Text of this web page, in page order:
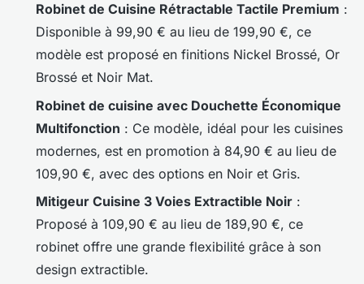
Robinet de Cuisine Rétractable Tactile Premium :
Disponible à 99,90 € au lieu de 199,90 €, ce
modèle est proposé en finitions Nickel Brossé, Or
Brossé et Noir Mat.
Robinet de cuisine avec Douchette Économique
Multifonction : Ce modèle, idéal pour les cuisines
modernes, est en promotion à 84,90 € au lieu de
109,90 €, avec des options en Noir et Gris.
Mitigeur Cuisine 3 Voies Extractible Noir :
Proposé à 109,90 € au lieu de 189,90 €, ce
robinet offre une grande flexibilité grâce à son
design extractible.